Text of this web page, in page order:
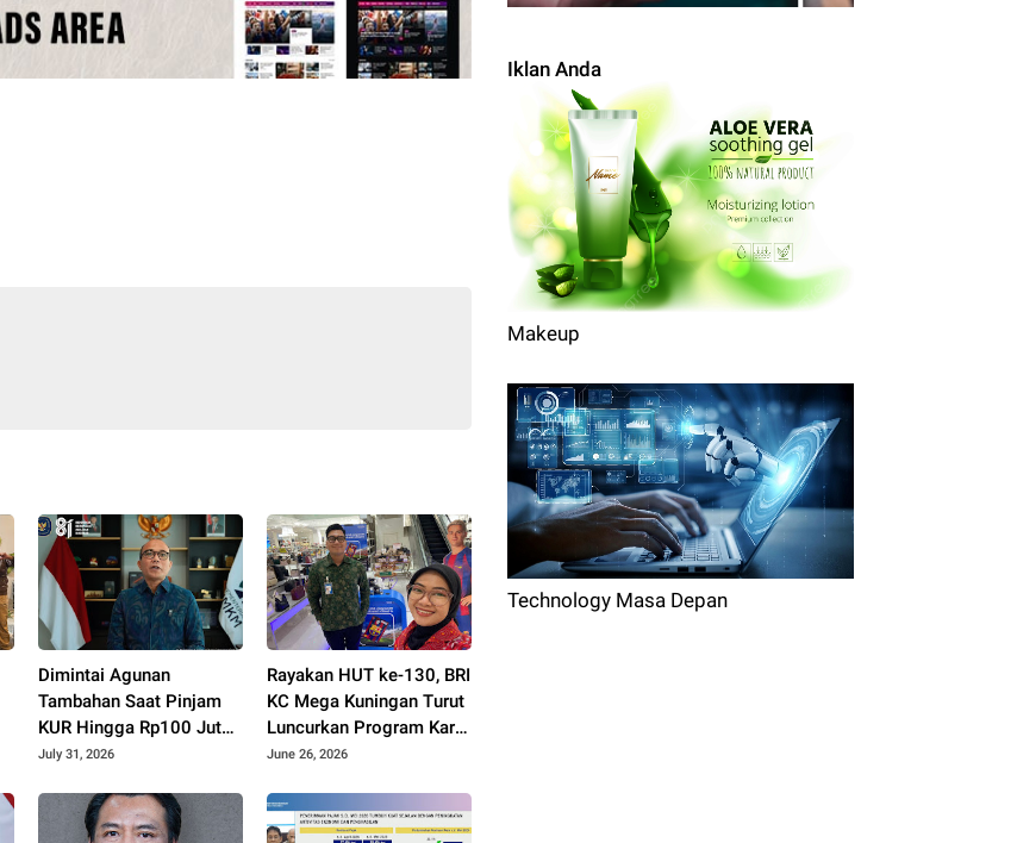
Dimintai Agunan
Tambahan Saat Pinjam
KUR Hingga Rp100 Juta,
Segera Laporkan!
July 31, 2026
Rayakan HUT ke-130, BRI
KC Mega Kuningan Turut
Luncurkan Program Kartu
Debit Co-Branding FC
June 26, 2026
Iklan Anda
Makeup
Technology Masa Depan